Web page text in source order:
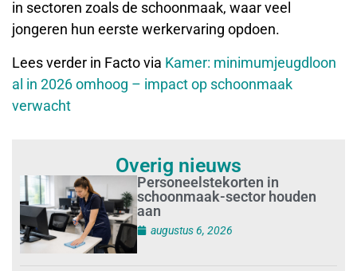
in sectoren zoals de schoonmaak, waar veel
jongeren hun eerste werkervaring opdoen.
Lees verder in Facto via Kamer: minimumjeugdloon
al in 2026 omhoog – impact op schoonmaak
verwacht
Overig nieuws
Personeelstekorten in
schoonmaak-sector houden
aan
augustus 6, 2026